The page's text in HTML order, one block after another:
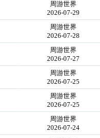
周游世界
2026-07-29
周游世界
2026-07-28
周游世界
2026-07-27
周游世界
2026-07-25
周游世界
2026-07-25
周游世界
2026-07-24